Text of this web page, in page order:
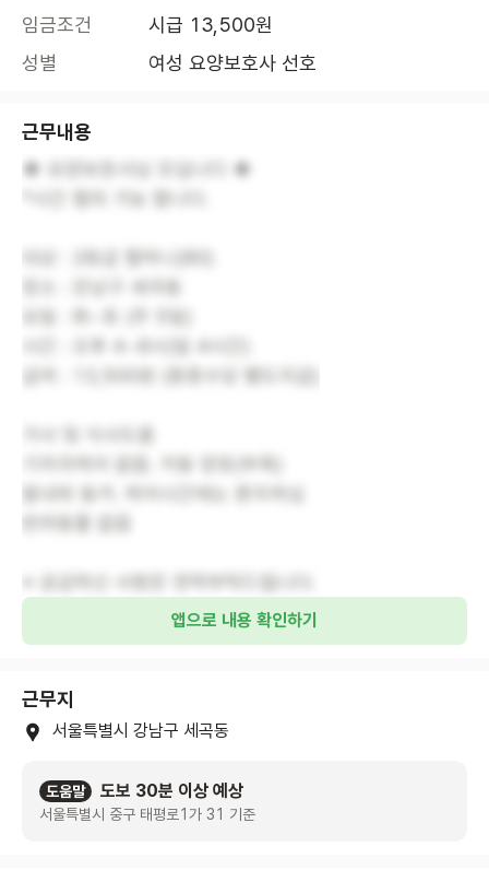
임금조건
시급 13,500원
성별
여성 요양보호사 선호
근무내용
◈ 요양보호사님 모십니다 ◈
앱으로 내용 확인하기
근무지
서울특별시 강남구 세곡동
도움말 도보 30분 이상 예상
서울특별시 중구 태평로1가 31 기준